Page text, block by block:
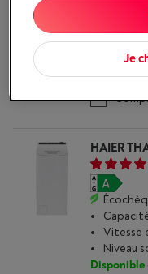
Pas de
€ 399,00
HAIER
Vitesse
Niveau
Disponible
Je